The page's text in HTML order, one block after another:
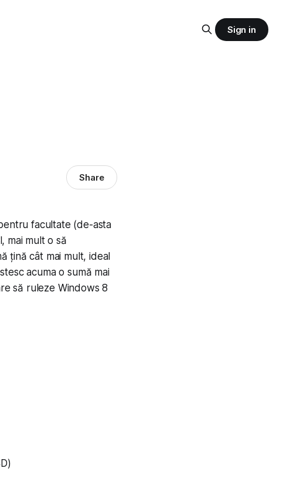
Sign in
Share
facultate (de-asta
mai mult o să
țină cât mai mult, ideal
acuma o sumă mai
să ruleze Windows 8